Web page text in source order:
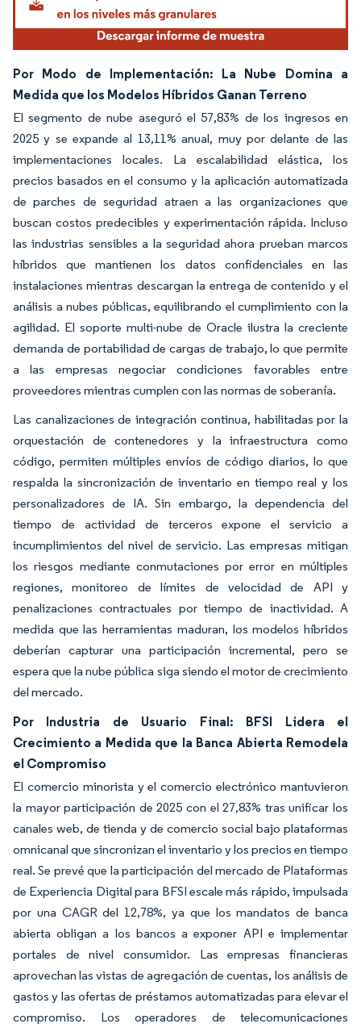
Por Modo de Implementación: La Nube Domina a
Medida que los Modelos Híbridos Ganan Terreno
El segmento de nube aseguró el 57,83% de los ingresos en
2025 y se expande al 13,11% anual, muy por delante de las
implementaciones locales. La escalabilidad elástica, los
precios basados en el consumo y la aplicación automatizada
de parches de seguridad atraen a las organizaciones que
buscan costos predecibles y experimentación rápida. Incluso
las industrias sensibles a la seguridad ahora prueban marcos
híbridos que mantienen los datos confidenciales en las
instalaciones mientras descargan la entrega de contenido y el
análisis a nubes públicas, equilibrando el cumplimiento con la
agilidad. El soporte multi-nube de Oracle ilustra la creciente
demanda de portabilidad de cargas de trabajo, lo que permite
a las empresas negociar condiciones favorables entre
proveedores mientras cumplen con las normas de soberanía.
Las canalizaciones de integración continua, habilitadas por la
orquestación de contenedores y la infraestructura como
código, permiten múltiples envíos de código diarios, lo que
respalda la sincronización de inventario en tiempo real y los
personalizadores de IA. Sin embargo, la dependencia del
tiempo de actividad de terceros expone el servicio a
incumplimientos del nivel de servicio. Las empresas mitigan
los riesgos mediante conmutaciones por error en múltiples
regiones, monitoreo de límites de velocidad de API y
penalizaciones contractuales por tiempo de inactividad. A
medida que las herramientas maduran, los modelos híbridos
deberían capturar una participación incremental, pero se
espera que la nube pública siga siendo el motor de crecimiento
del mercado.
Por Industria de Usuario Final: BFSI Lidera el
Crecimiento a Medida que la Banca Abierta Remodela
el Compromiso
El comercio minorista y el comercio electrónico mantuvieron
la mayor participación de 2025 con el 27,83% tras unificar los
canales web, de tienda y de comercio social bajo plataformas
omnicanal que sincronizan el inventario y los precios en tiempo
real. Se prevé que la participación del mercado de Plataformas
de Experiencia Digital para BFSI escale más rápido, impulsada
por una CAGR del 12,78%, ya que los mandatos de banca
abierta obligan a los bancos a exponer API e implementar
portales de nivel consumidor. Las empresas financieras
aprovechan las vistas de agregación de cuentas, los análisis de
gastos y las ofertas de préstamos automatizadas para elevar el
compromiso. Los operadores de telecomunicaciones